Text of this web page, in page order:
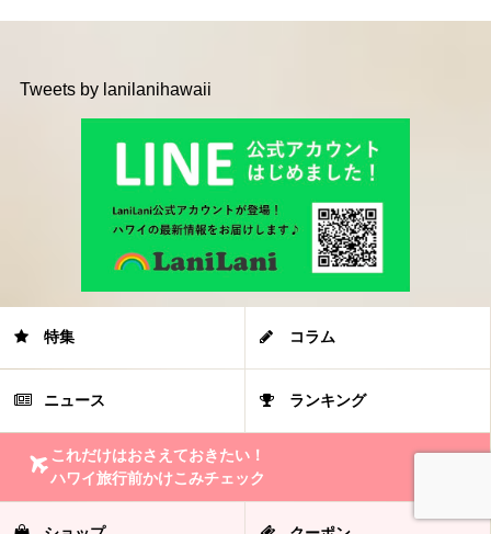
Tweets by lanilanihawaii
特集 コラム
ニュース ランキング
これだけはおさえておきたい！
ハワイ旅行前かけこみチェック